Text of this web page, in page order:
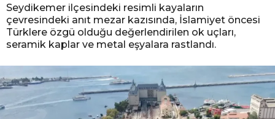
Seydikemer ilçesindeki resimli kayaların
çevresindeki anıt mezar kazısında, İslamiyet öncesi
Türklere özgü olduğu değerlendirilen ok uçları,
seramik kaplar ve metal eşyalara rastlandı.